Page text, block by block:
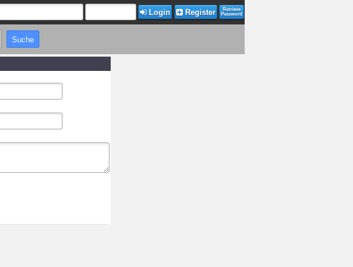
Login Register
Retrieve
Password